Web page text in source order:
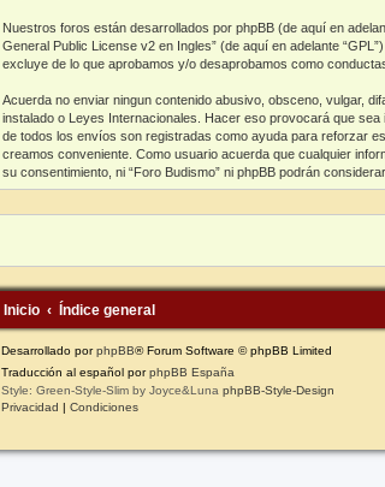
Nuestros foros están desarrollados por phpBB (de aquí en
General Public License v2 en Ingles” (de aquí en adelante
excluye de lo que aprobamos y/o desaprobamos como
Acuerda no enviar ningun contenido abusivo, obsceno, vulgar,
instalado o Leyes Internacionales. Hacer eso provocará que
de todos los envíos son registradas como ayuda para reforzar
creamos conveniente. Como usuario acuerda que cualquier
su consentimiento, ni “Foro Budismo” ni phpBB podrán
Inicio Índice general
Desarrollado porphpBB® Forum Software © phpBB Limited
Traducción al español porphpBB España
Style: Green-Style-Slim by Joyce&Luna phpBB-Style-Design
Privacidad | Condiciones